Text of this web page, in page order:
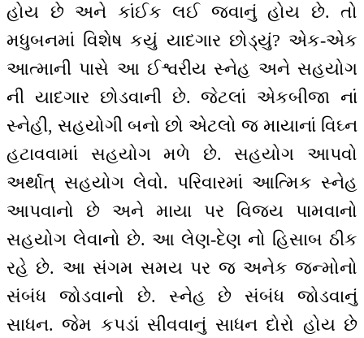
હોય છે અને કાંઈક લઈ જવાનું હોય છે. તો
મધુબનમાં વિશેષ કયું યાદગાર છોડ્યું? એક-એક
આત્માની પાસે આ ઈશ્વરીય સ્નેહ અને સહયોગ
ની યાદગાર છોડવાની છે. જેટલાં એકબીજા નાં
સ્નેહી, સહયોગી બનો છો એટલો જ માયાનાં વિઘ્ન
હટાવવામાં સહયોગ મળે છે. સહયોગ આપવો
અર્થાત્ સહયોગ લેવો. પરિવારમાં આત્મિક સ્નેહ
આપવાનો છે અને માયા પર વિજય પામવાનો
સહયોગ લેવાનો છે. આ લેણ-દેણ નો હિસાબ ઠીક
રહે છે. આ સંગમ સમય પર જ અનેક જન્મોનો
સંબંધ જોડવાનો છે. સ્નેહ છે સંબંધ જોડવાનું
સાધન. જેમ કપડાં સીવવાનું સાધન દોરો હોય છે